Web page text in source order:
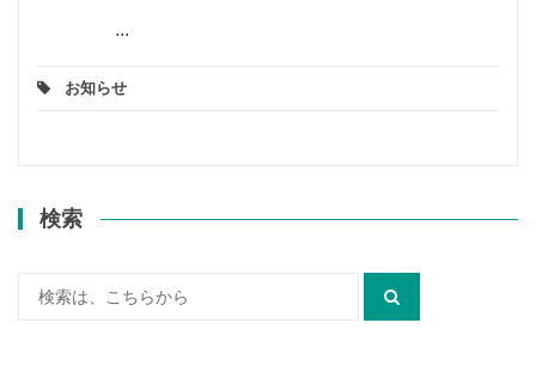
...
お知らせ
検索